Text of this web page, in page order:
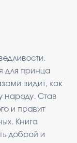
для принца
видит, как
народу. Став
и правит
Книга
доброй и